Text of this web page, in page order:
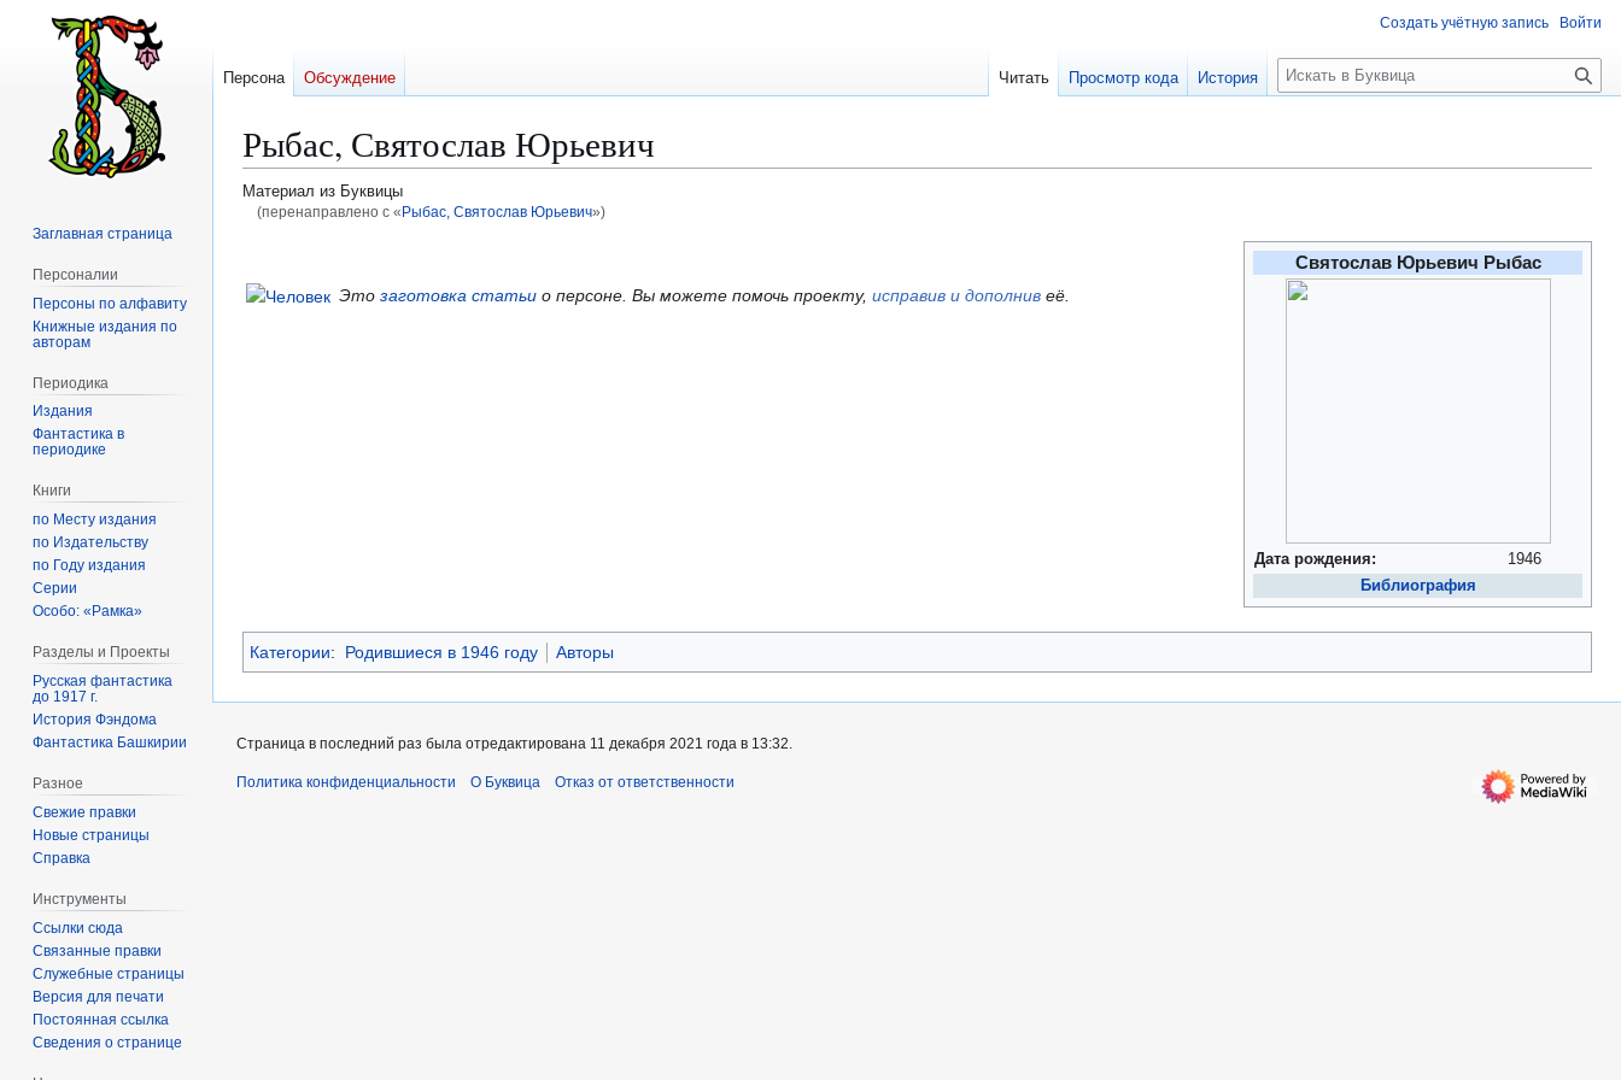
Рыбас, Святослав Юрьевич
Материал из Буквицы
(перенаправлено с « Рыбас, Святослав Юрьевич»)
к
навигации
к
поиску
Святослав Юрьевич Рыбас
Дата рождения:
1946
Библиография
Это заготовка статьи о персоне. Вы можете помочь проекту, исправив и дополнив её.
Категории: Родившиеся в 1946 году Авторы
Создать учётную запись Войти
Персона Обсуждение Читать Просмотр кода История
П
о
к
Заглавная страница
Персоналии
Персоны по алфавиту
Книжные издания по
авторам
Периодика
Издания
Фантастика в
периодике
Книги
по Месту издания
по Издательству
по Году издания
Серии
Особо: «Рамка»
Разделы и Проекты
Русская фантастика
до 1917 г.
История Фэндома
Фантастика Башкирии
Разное
Свежие правки
Новые страницы
Справка
Инструменты
Ссылки сюда
Связанные правки
Служебные страницы
Версия для печати
Постоянная ссылка
Сведения о странице
Страница в последний раз была отредактирована 11 декабря 2021 года в 13:32.
Политика конфиденциальности О Буквица Отказ от ответственности